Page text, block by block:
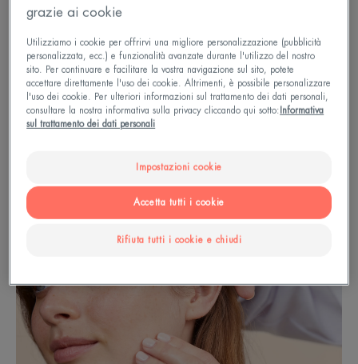
Questa sensazione di pelle che tira e le rughe di
disidratazione, la mancanza di luminosità ed
elasticità e questa estrema sensibilità riguardano
tutti i tipi di pelle: grassa, normale, mista o secca.
Come si riconosce la pelle disidratata?
grazie ai cookie
Utilizziamo i cookie per offrirvi una migliore personalizzazione (pubblicità
personalizzata, ecc.) e funzionalità avanzate durante l'utilizzo del nostro
sito. Per continuare e facilitare la vostra navigazione sul sito, potete
accettare direttamente l'uso dei cookie. Altrimenti, è possibile personalizzare
l'uso dei cookie. Per ulteriori informazioni sul trattamento dei dati personali,
consultare la nostra informativa sulla privacy cliccando qui sotto: Informativa
sul trattamento dei dati personali
Impostazioni cookie
Rifiuta tutti i cookie e chiudi
Accetta tutti i cookie